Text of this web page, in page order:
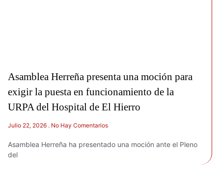
Asamblea Herreña presenta una moción para
exigir la puesta en funcionamiento de la
URPA del Hospital de El Hierro
Julio 22, 2026 No Hay Comentarios
Asamblea Herreña ha presentado una moción ante el Pleno
del